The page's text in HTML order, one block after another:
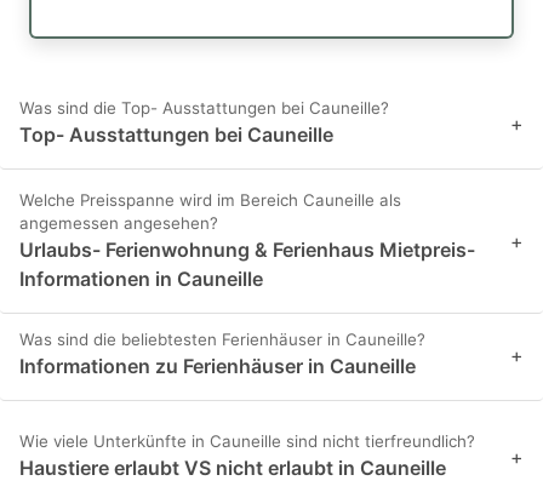
Was sind die Top- Ausstattungen bei Cauneille?
Top- Ausstattungen bei Cauneille +
Welche Preisspanne wird im Bereich Cauneille als
angemessen angesehen?
Urlaubs- Ferienwohnung & Ferienhaus Mietpreis-
Informationen in Cauneille
+
Was sind die beliebtesten Ferienhäuser in Cauneille?
Informationen zu Ferienhäuser in Cauneille +
Wie viele Unterkünfte in Cauneille sind nicht tierfreundlich?
Haustiere erlaubt VS nicht erlaubt in Cauneille +